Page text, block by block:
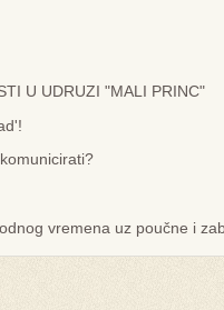
U UDRUZI "MALI PRINC"
vremena uz poučne i